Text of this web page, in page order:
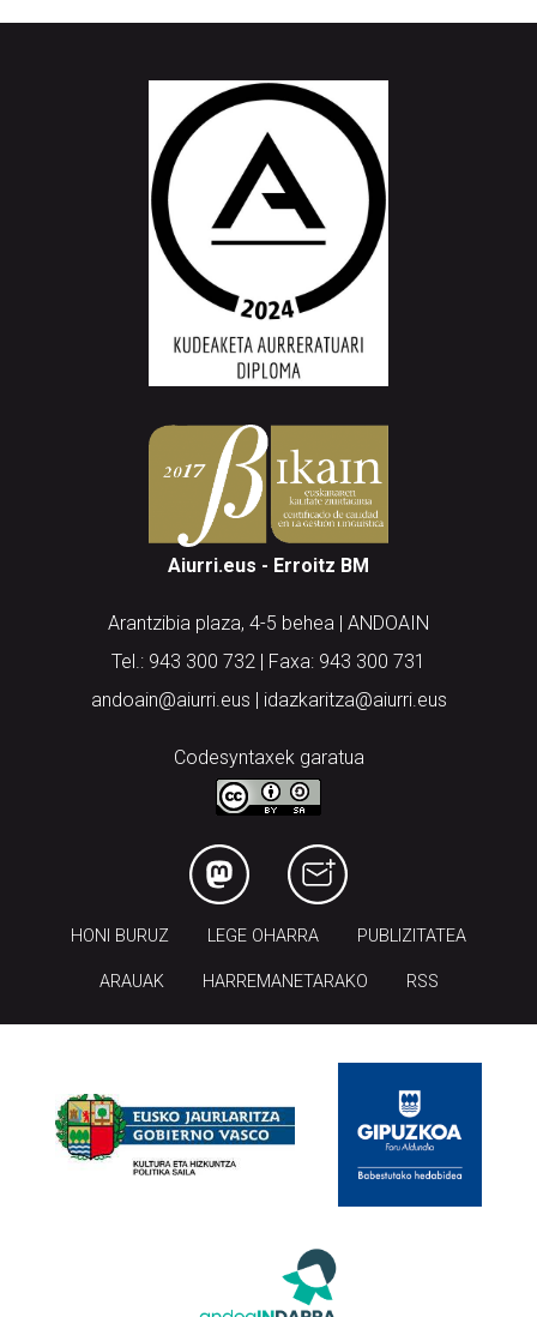
Aiurri.eus - Erroitz BM
Arantzibia plaza, 4-5 behea | ANDOAIN
Tel.: 943 300 732 | Faxa: 943 300 731
andoain@aiurri.eus | idazkaritza@aiurri.eus
Codesyntaxek garatua
HONI BURUZ LEGE OHARRA PUBLIZITATEA
ARAUAK HARREMANETARAKO RSS